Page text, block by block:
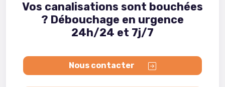
Vos canalisations sont bouchées
? Débouchage en urgence
24h/24 et 7j/7
Nous contacter